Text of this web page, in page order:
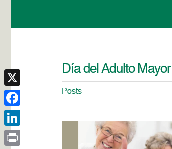
Día del Adulto Mayor
Posts
X
Facebook
LinkedIn